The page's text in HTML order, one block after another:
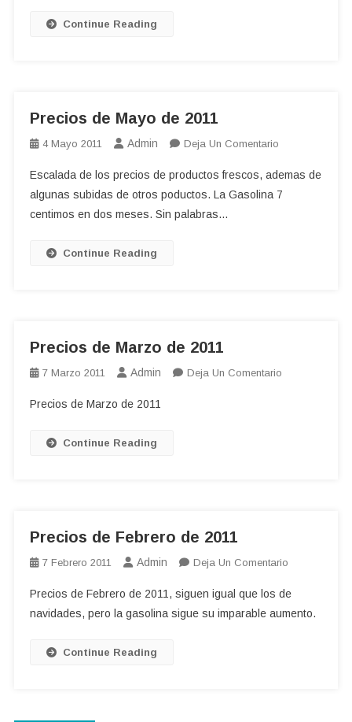
Continue Reading
Precios de Mayo de 2011
4 Mayo 2011 Admin Deja Un ComentarioEn
De
Mayo
Escalada de los precios de productos frescos, ademas de
algunas subidas de otros poductos. La Gasolina 7
centimos en dos meses. Sin palabras…
Continue Reading
Precios de Marzo de 2011
7 Marzo 2011 Admin Deja Un ComentarioEn
Precios de Marzo de 2011
Continue Reading
Precios de Febrero de 2011
7 Febrero 2011 Admin Deja Un ComentarioEn
De
Febrero
Precios de Febrero de 2011, siguen igual que los de
navidades, pero la gasolina sigue su imparable aumento.
Continue Reading